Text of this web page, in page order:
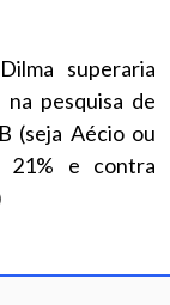
superaria
pesquisa de
(seja Aécio ou
21% e contra